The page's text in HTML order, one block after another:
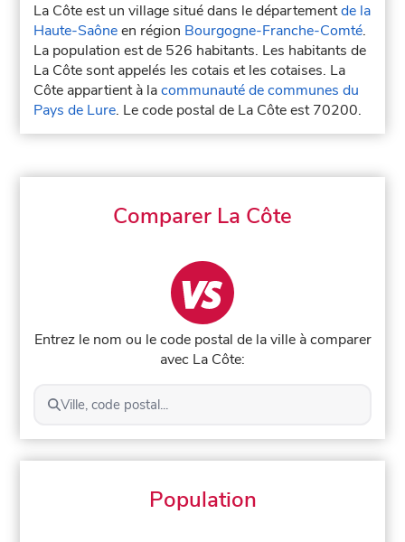
La Côte est un village situé dans le départementde la
Haute-Saôneen région Bourgogne-Franche-Comté.
La population est de 526 habitants. Les habitants de
La Côte sont appelés les cotais et les cotaises. La
Côte appartient à lacommunauté de communes du
Pays de Lure. Le code postal de La Côte est 70200.
Comparer La Côte
Entrez le nom ou le code postal de la ville à comparer
avec La Côte:
Ville, code postal...
Population